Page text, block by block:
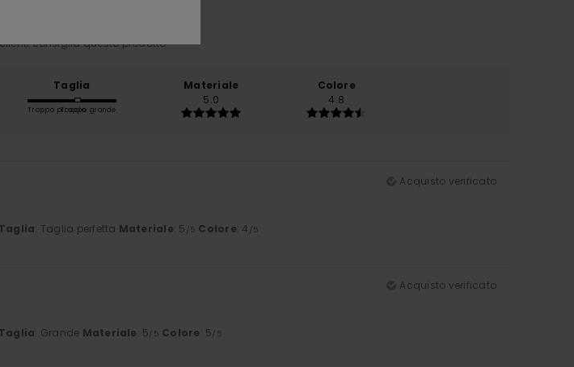
clienti consiglia questo prodotto
Taglia
Troppo piccoloTroppo grande
Materiale
5.0
Colore
4.8
Acquisto verificato
Taglia: Taglia perfetta Materiale: 5 /5 Colore: 4 /5
Acquisto verificato
Taglia: Grande Materiale: 5/5 Colore: 5/5